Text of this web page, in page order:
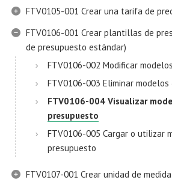
FTV0105-001 Crear una tarifa de
FTV0106-001 Crear plantillas de
de presupuesto estándar)
FTV0106-002 Modificar
FTV0106-003 Eliminar
FTV0106-004 Visualizar
presupuesto
FTV0106-005 Cargar o utilizar
presupuesto
FTV0107-001 Crear unidad de medida